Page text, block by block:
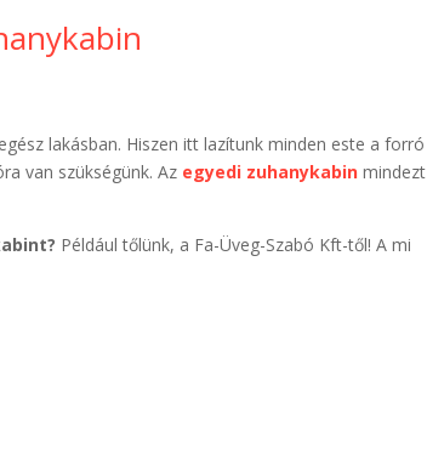
lakásban. Hiszen itt lazítunk minden este a forró
van szükségünk. Az egyedi zuhanykabin mindezt
Például tőlünk, a Fa-Üveg-Szabó Kft-től! A mi